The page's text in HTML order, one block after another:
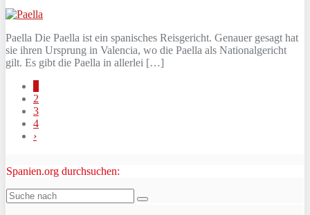
Paella Die Paella ist ein spanisches Reisgericht. Genauer gesagt hat
sie ihren Ursprung in Valencia, wo die Paella als Nationalgericht
gilt. Es gibt die Paella in allerlei […]
2
3
4
›
Spanien.org durchsuchen: